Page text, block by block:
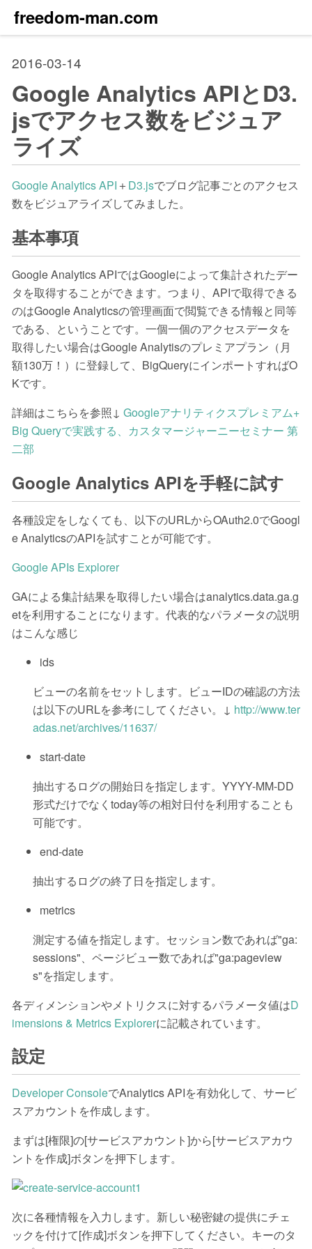
freedom-man.com
2016-03-14
Google Analytics APIとD3.
jsでアクセス数をビジュア
ライズ
Google Analytics API ＋D3.jsでブログ記事ごとのアクセス
数をビジュアライズしてみました。
基本事項
Google Analytics APIではGoogleによって集計されたデー
タを取得することができます。つまり、APIで取得できる
のはGoogle Analyticsの管理画面で閲覧できる情報と同等
である、ということです。一個一個のアクセスデータを
取得したい場合はGoogle Analytisのプレミアプラン（月
額130万！）に登録して、BigQueryにインポートすればO
Kです。
詳細はこちらを参照↓ Googleアナリティクスプレミアム+
Big Queryで実践する、カスタマージャーニーセミナー 第
二部
Google Analytics APIを手軽に試す
各種設定をしなくても、以下のURLからOAuth2.0でGoogl
e AnalyticsのAPIを試すことが可能です。
Google APIs Explorer
GAによる集計結果を取得したい場合はanalytics.data.ga.g
etを利用することになります。代表的なパラメータの説明
はこんな感じ
ids
ビューの名前をセットします。ビューIDの確認の方法
は以下のURLを参考にしてください。↓ http://www.ter
adas.net/archives/11637/
start-date
抽出するログの開始日を指定します。YYYY-MM-DD
形式だけでなくtoday等の相対日付を利用することも
可能です。
end-date
抽出するログの終了日を指定します。
metrics
測定する値を指定します。セッション数であれば"ga:
sessions"、ページビュー数であれば"ga:pageview
s"を指定します。
各ディメンションやメトリクスに対するパラメータ値はD
imensions & Metrics Explorerに記載されています。
設定
Developer ConsoleでAnalytics APIを有効化して、サービ
スアカウントを作成します。
まずは[権限]の[サービスアカウント]から[サービスアカウ
ントを作成]ボタンを押下します。
次に各種情報を入力します。新しい秘密鍵の提供にチェ
ックを付けて[作成]ボタンを押下してください。キーのタ